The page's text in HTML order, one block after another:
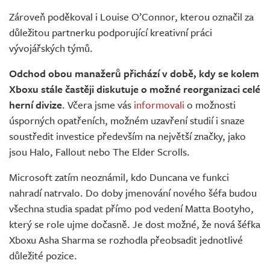
Zároveň poděkoval i Louise O’Connor, kterou označil za
důležitou partnerku podporující kreativní práci
vývojářských týmů.
Odchod obou manažerů přichází v době, kdy se kolem
Xboxu stále častěji diskutuje o možné reorganizaci celé
herní divize. Včera jsme vás informovali o možnosti
úsporných opatřeních, možném uzavření studií i snaze
soustředit investice především na největší značky, jako
jsou Halo, Fallout nebo The Elder Scrolls.
Microsoft zatím neoznámil, kdo Duncana ve funkci
nahradí natrvalo. Do doby jmenování nového šéfa budou
všechna studia spadat přímo pod vedení Matta Bootyho,
který se role ujme dočasně. Je dost možné, že nová šéfka
Xboxu Asha Sharma se rozhodla přeobsadit jednotlivé
důležité pozice.